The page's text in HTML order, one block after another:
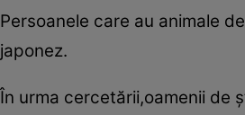
Persoanele care au animale
japonez.
În urma cercetării,oamenii de